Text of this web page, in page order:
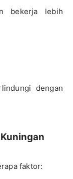
bekerja lebih
dengan
faktor: